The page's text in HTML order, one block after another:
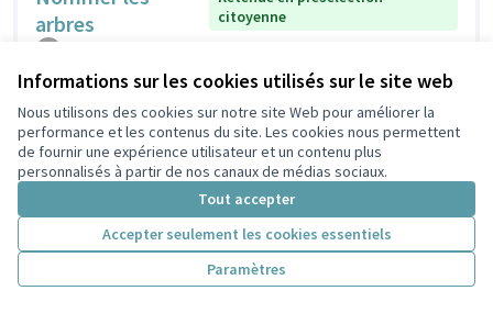
Informations sur les cookies utilisés sur le site web
Nous utilisons des cookies sur notre site Web pour améliorer la
performance et les contenus du site. Les cookies nous permettent
de fournir une expérience utilisateur et un contenu plus
personnalisés à partir de nos canaux de médias sociaux.
Tout accepter
Accepter seulement les cookies essentiels
Paramètres
arbres
citoyenne
Nichoirs pour
Non retenue en présélection